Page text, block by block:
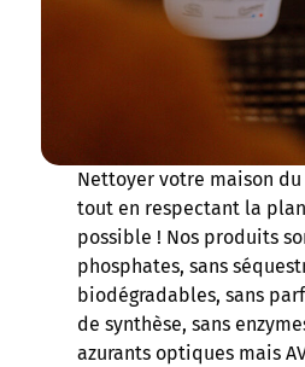
Nettoyer votre maison
tout en respectant la
possible ! Nos produits
phosphates, sans
biodégradables, sans
de synthèse, sans
azurants optiques mais